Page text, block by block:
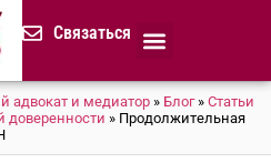
Связаться
адвокат и медиатор » Блог» Статьи
доверенности » Продолжительная